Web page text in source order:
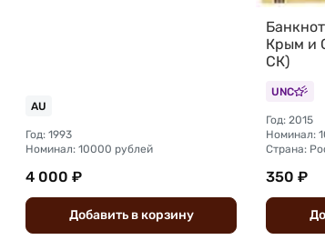
AU
Год: 1993
Номинал: 10000 рублей
4 000 ₽
Добавить вкорзину
Крым и
СК)
UNC
Год: 2015
Номинал:
Страна:
350 ₽